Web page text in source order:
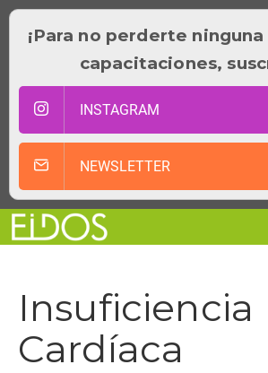
¡Para no perderte
capacitaciones,
INSTAGRAM
NEWSLETTER
Insuficiencia
Cardíaca